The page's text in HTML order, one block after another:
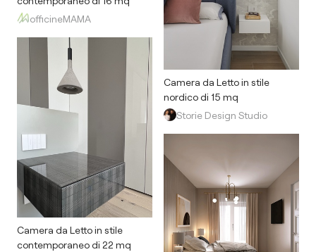
officineMAMA
Camera da Letto in stile
contemporaneo di 22 mq
Camera da Letto in stile
nordico di 15 mq
Storie Design Studio